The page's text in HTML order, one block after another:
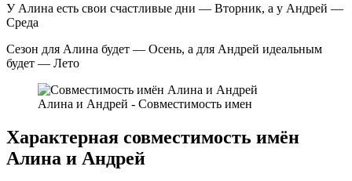
У Алина есть свои счастливые дни — Вторник, а у Андрей —
Среда
Сезон для Алина будет — Осень, а для Андрей идеальным
будет — Лето
Алина и Андрей - Совместимость имен
Характерная совместимость имён
Алина и Андрей